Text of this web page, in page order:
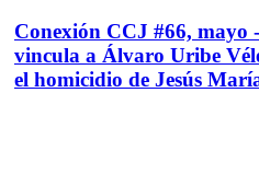
Conexión CCJ #66, mayo
vincula a Álvaro Uribe
el homicidio de Jesús